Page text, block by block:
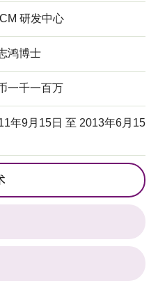
研发中心
鸿博士
一千一百万
年9月15日 至 2013年6月15